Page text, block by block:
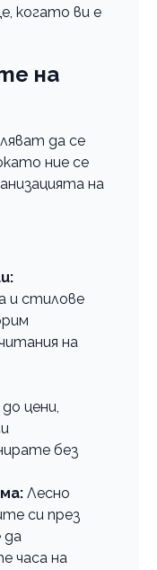
когато ви е
на
да се
ние се
на
и стилове
на
цени,
без
Лесно
си през
да
часа на